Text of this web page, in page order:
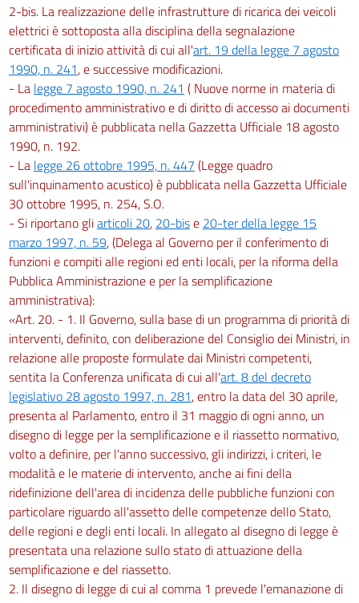
2-bis. La realizzazione delle infrastrutture di ricarica dei veicoli
elettrici è sottoposta alla disciplina della segnalazione
certificata di inizio attività di cui all'art. 19 della legge 7 agosto
1990, n. 241, e successive modificazioni.
- La legge 7 agosto 1990, n. 241 ( Nuove norme in materia di
procedimento amministrativo e di diritto di accesso ai documenti
amministrativi) è pubblicata nella Gazzetta Ufficiale 18 agosto
1990, n. 192.
- La legge 26 ottobre 1995, n. 447 (Legge quadro
sull'inquinamento acustico) è pubblicata nella Gazzetta Ufficiale
30 ottobre 1995, n. 254, S.O.
- Si riportano gliarticoli 20, 20-bise 20-ter della legge 15
marzo 1997, n. 59, (Delega al Governo per il conferimento di
funzioni e compiti alle regioni ed enti locali, per la riforma della
Pubblica Amministrazione e per la semplificazione
amministrativa):
«Art. 20. - 1. Il Governo, sulla base di un programma di priorità di
interventi, definito, con deliberazione del Consiglio dei Ministri, in
relazione alle proposte formulate dai Ministri competenti,
sentita la Conferenza unificata di cui all'art. 8 del decreto
legislativo 28 agosto 1997, n. 281, entro la data del 30 aprile,
presenta al Parlamento, entro il 31 maggio di ogni anno, un
disegno di legge per la semplificazione e il riassetto normativo,
volto a definire, per l'anno successivo, gli indirizzi, i criteri, le
modalità e le materie di intervento, anche ai fini della
ridefinizione dell'area di incidenza delle pubbliche funzioni con
particolare riguardo all'assetto delle competenze dello Stato,
delle regioni e degli enti locali. In allegato al disegno di legge è
presentata una relazione sullo stato di attuazione della
semplificazione e del riassetto.
2. Il disegno di legge di cui al comma 1 prevede l'emanazione di